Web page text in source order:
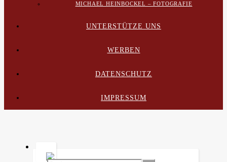
MICHAEL HEINBOCKEL – FOTOGRAFIE
UNTERSTÜTZE UNS
WERBEN
DATENSCHUTZ
IMPRESSUM